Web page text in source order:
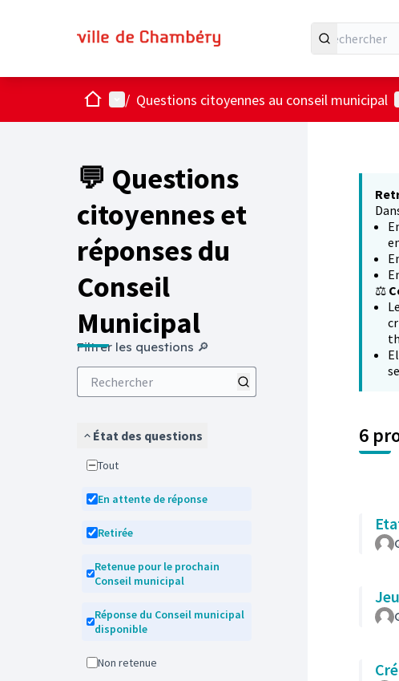
AccueilMenu principal
/ Questions citoyennes au conseil municipal
💬 Questions
citoyennes et
réponses du
Conseil
Municipal
Filtrer les questions 🔎
État des questions
Tout
En attente de réponse
Retirée
Retenue pour le prochain
Conseil municipal
Réponse du Conseil municipal
disponible
Non retenue
⚖️
6